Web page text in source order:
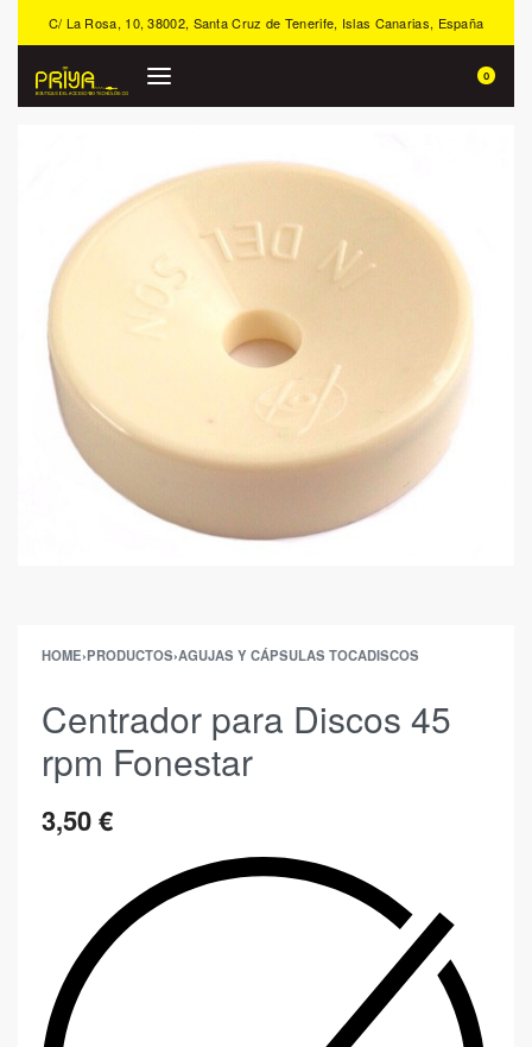
C/ La Rosa, 10, 38002, Santa Cruz de Tenerife, Islas Canarias, España
0
HOME›PRODUCTOS›AGUJAS Y CÁPSULAS TOCADISCOS
Centrador para Discos 45
rpm Fonestar
3,50€